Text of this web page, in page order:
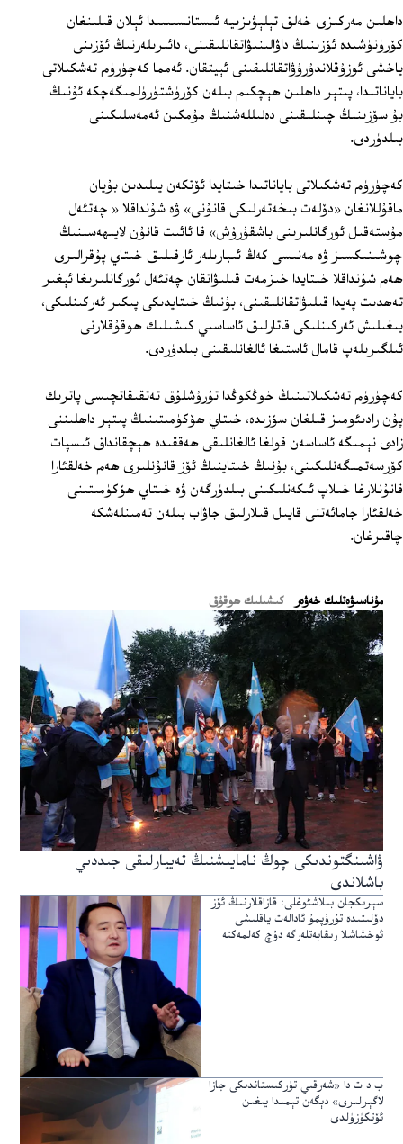
داھلىن مەركىزى خەلق تېلېۋىزىيە ئىستانسىسىدا ئېلان قىلىنغان
كۆرۈنۈشىدە ئۆزىنىڭ داۋالىنىۋاتقانلىقىنى، دائىرىلەرنىڭ ئۆزىنى
ياخشى ئوزۇقلاندۇرۇۋاتقانلىقىنى ئېيتقان. ئەمما كەچۈرۈم تەشكىلاتى
باياناتىدا، پىتېر داھلىن ھېچكىم بىلەن كۆرۈشتۈرۈلمىگەچكە ئۇنىڭ
بۇ سۆزىنىڭ چىنلىقىنى دەلىللەشنىڭ مۇمكىن ئەمەسلىكىنى
بىلدۈردى.
كەچۈرۈم تەشكىلاتى باياناتىدا خىتايدا ئۆتكەن يىلىدىن بۇيان
ماقۇللانغان «دۆلەت بىخەتەرلىكى قانۇنى» ۋە شۇنداقلا « چەتئەل
مۇستەقىل ئورگانلىرىنى باشقۇرۇش» قا ئائىت قانۇن لايىھەسىنىڭ
چۈشىنىكسىز ۋە مەنىسى كەڭ ئىبارىلەر ئارقىلىق خىتاي پۇقرالىرى
ھەم شۇنداقلا خىتايدا خىزمەت قىلىۋاتقان چەتئەل ئورگانلىرىغا ئېغىر
تەھدىت پەيدا قىلىۋاتقانلىقىنى، بۇنىڭ خىتايدىكى پىكىر ئەركىنلىكى،
يىغىلىش ئەركىنلىكى قاتارلىق ئاساسىي كىشىلىك ھوقۇقلارنى
ئىلگىرىلەپ قامال ئاستىغا ئالغانلىقىنى بىلدۈردى.
كەچۈرۈم تەشكىلاتىنىڭ خوڭكوڭدا تۇرۇشلۇق تەتقىقاتچىسى پاترىك
پۇن رادىئومىز قىلغان سۆزىدە، خىتاي ھۆكۈمىتىنىڭ پىتېر داھلىننى
زادى نېمىگە ئاساسەن قولغا ئالغانلىقى ھەققىدە ھېچقانداق ئىسپات
كۆرسەتمىگەنلىكىنى، بۇنىڭ خىتاينىڭ ئۆز قانۇنلىرى ھەم خەلقئارا
قانۇنلارغا خىلاپ ئىكەنلىكىنى بىلدۈرگەن ۋە خىتاي ھۆكۈمىتىنى
خەلقئارا جامائەتنى قايىل قىلارلىق جاۋاب بىلەن تەمىنلەشكە
چاقىرغان.
ﻣﯘﻧﺎﺳﯩﯟﻩﺗﻠﯩﻚ ﺧﻪﯞﻩﺭ كىشىلىك ھوقۇق
ۋاشىنگتوندىكى چوڭ نامايىشنىڭ تەييارلىقى جىددىي
باشلاندى
سېرىكجان بىلاشئوغلى: قازاقلارنىڭ ئۆز
دۆلىتىدە تۇرۇپمۇ ئادالەت ياقلىشى
ئوخشاشلا رىقابەتلەرگە دۇچ كەلمەكتە
ب د ت دا «شەرقىي تۈركىستاندىكى جازا
لاگېرلىرى» دېگەن تېمىدا يىغىن
ئۆتكۈزۈلدى